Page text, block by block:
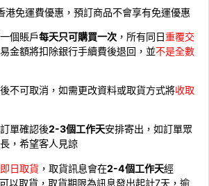
港免運費優惠，預訂商品不會享有免運優惠
個賬戶每天只可購買一次 ，所有同日重覆交
易金額將扣除銀行手續費後退回，並不是全數
不可取消，如需更改資料或取貨方式將收取
單確認後2-3個工作天安排寄出，如訂單眾
，希望客人見諒
日取貨 ，取貨訊息會在2-4個工作天經
以取貨，取貨期限為訊息發出起計7天，逾